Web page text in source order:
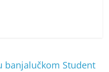
banjalučkom Student